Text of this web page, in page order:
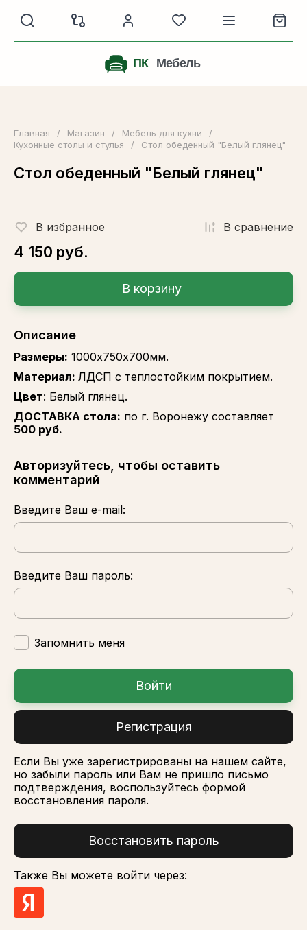
Главная / Магазин / Мебель для кухни
/
Кухонные столы и стулья
/ Стол обеденный "Белый глянец"
Стол обеденный "Белый глянец"
В избранное В сравнениe
4 150 руб.
В корзину
Описание
Размеры: 1000х750х700мм.
Материал: ЛДСП с теплостойким покрытием.
Цвет: Белый глянец.
ДОСТАВКА стола: по г. Воронежу составляет
500 руб.
Авторизуйтесь, чтобы оставить
комментарий
Введите Ваш e-mail:
Введите Ваш пароль:
Запомнить меня
Войти
Регистрация
Если Вы уже зарегистрированы на нашем сайте,
но забыли пароль или Вам не пришло письмо
подтверждения, воспользуйтесь формой
восстановления пароля.
Восстановить пароль
Также Вы можете войти через: